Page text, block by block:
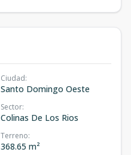
Ciudad:
Santo Domingo Oeste
Sector:
Colinas De Los Rios
Terreno:
368.65 m²